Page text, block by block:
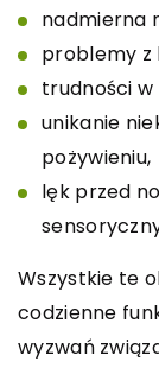
nadmierna
problemy z
trudności
unikanie
pożywieniu,
lęk przed
Wszystkie te
codzienne
wyzwań